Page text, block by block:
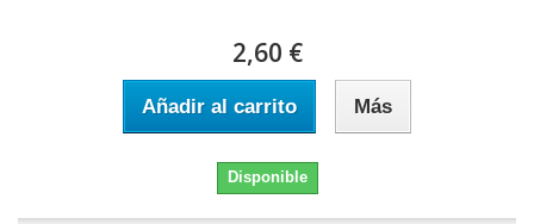
2,60 €
Añadir al carrito Más
Disponible